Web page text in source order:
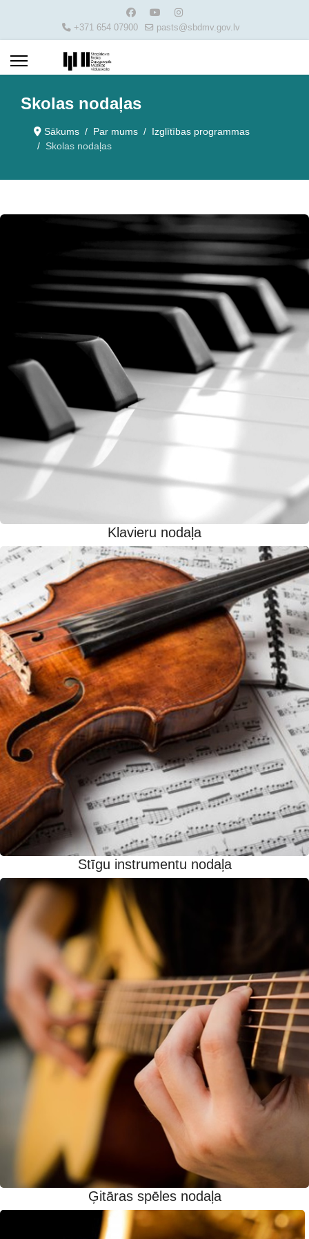
+371 654 07900 pasts@sbdmv.gov.lv
Skolas nodaļas
Sākums Par mums
Izglītības programmas
Skolas nodaļas
Klavieru nodaļa
Stīgu instrumentu nodaļa
Ģitāras spēles nodaļa